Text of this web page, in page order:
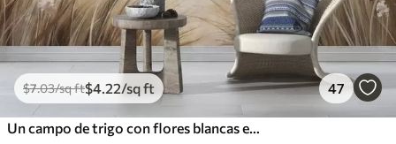
$7.03/sq ft$4 .22/sq ft 47